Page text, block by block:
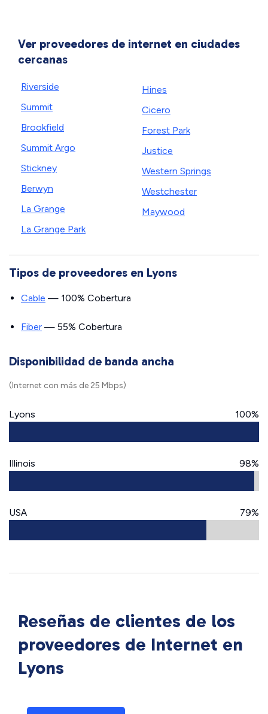
Ver proveedores de internet en ciudades
cercanas
Riverside
Summit
Brookfield
Summit Argo
Stickney
Berwyn
La Grange
La Grange Park
Hines
Cicero
Forest Park
Justice
Western Springs
Westchester
Maywood
Tipos de proveedores en Lyons
Cable — 100% Cobertura
Fiber — 55% Cobertura
Disponibilidad de banda ancha
(Internet con más de 25 Mbps)
Lyons 100%
Illinois 98%
USA 79%
Reseñas de clientes de los
proveedores de Internet en
Lyons